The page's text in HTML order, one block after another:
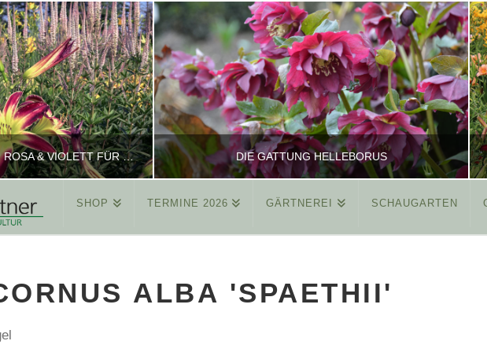
TAGLILIEN NEU ENTDECKT: ROSA & VIOLETT FÜR ROMANTISCHE PFLANZKOMBINATIONEN
16, 2025
DIE GATTUNG HELLEBORUS
REINHARD
MÄRZ 26, 2015
SHOP TERMINE 2026 GÄRTNEREI SCHAUGARTEN
ALBA 'SPAETHII'